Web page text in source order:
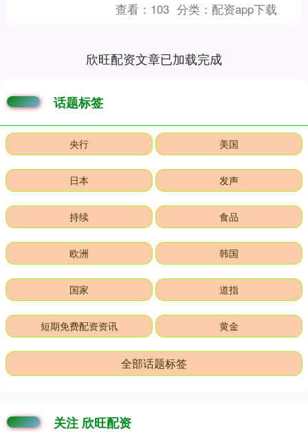
查看： 103 分类： 配资app下载
欣旺配资文章已加载完成
话题标签
央行 美国
日本 发声
持续 食品
欧洲 韩国
国家 道指
短期免费配资资讯 黄金
全部话题标签
关注 欣旺配资